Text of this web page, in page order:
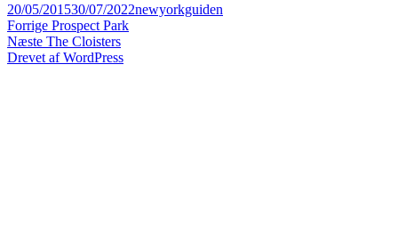
Udgivet
i
20/05/201530/07/2022Forfatter
newyorkguiden
Indlægsnavigation
Forrige Forrige
indlæg:
Prospect Park
Næste Næste
indlæg:
The Cloisters
Drevet af WordPress